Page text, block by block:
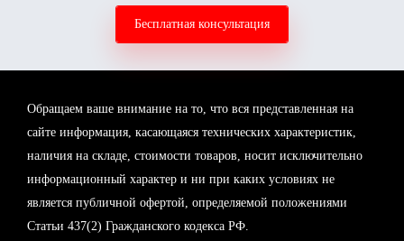
Бесплатная консультация
Обращаем ваше внимание на то, что вся представленная на
сайте информация, касающаяся технических характеристик,
наличия на складе, стоимости товаров, носит исключительно
информационный характер и ни при каких условиях не
является публичной офертой, определяемой положениями
Статьи 437(2) Гражданского кодекса РФ.